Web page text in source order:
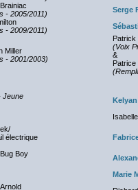
- 2005/2011)
Serge
- 2009/2011)
Miller
- 2001/2003)
Patrick
(Voix
&
Patrice
Jeune
électrique
Boy
Marie